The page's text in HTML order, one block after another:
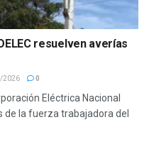
resuelven averías
2026 0
Eléctrica Nacional
de la fuerza trabajadora del